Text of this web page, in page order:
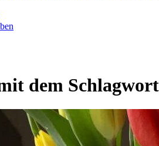
dem